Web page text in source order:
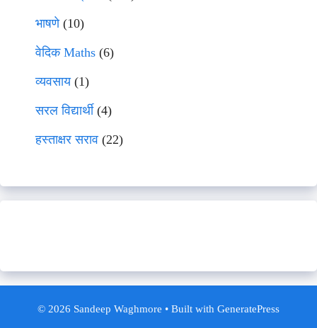
भाषणे(10)
वेदिक Maths (6)
व्यवसाय(1)
सरल विद्यार्थी(4)
हस्ताक्षर सराव (22)
© 2026 Sandeep Waghmore • Built with GeneratePress